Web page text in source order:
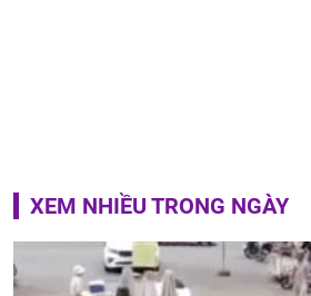
XEM NHIỀU TRONG NGÀY